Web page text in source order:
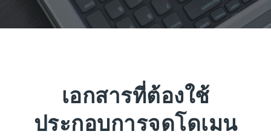
เอกสารที่ต้องใช้
ประกอบการจดโดเมน